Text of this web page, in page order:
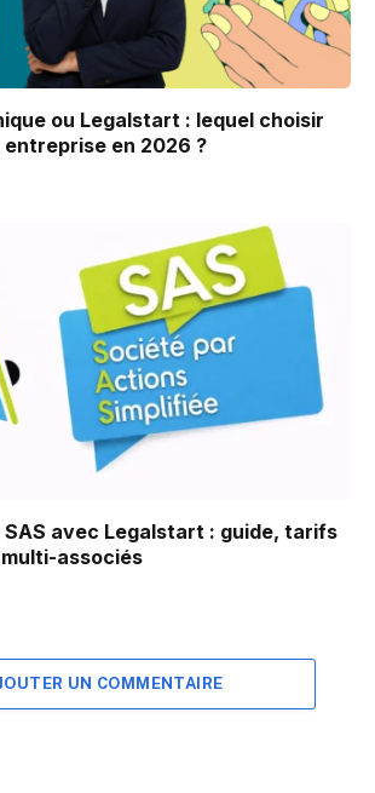
ou Legalstart : lequel choisir
en 2026 ?
SAS avec Legalstart : guide, tarifs
associés
UN COMMENTAIRE